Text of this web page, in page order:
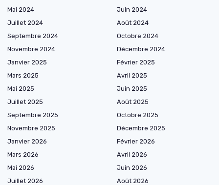
Mai 2024
Juin 2024
Juillet 2024
Août 2024
Septembre 2024
Octobre 2024
Novembre 2024
Décembre 2024
Janvier 2025
Février 2025
Mars 2025
Avril 2025
Mai 2025
Juin 2025
Juillet 2025
Août 2025
Septembre 2025
Octobre 2025
Novembre 2025
Décembre 2025
Janvier 2026
Février 2026
Mars 2026
Avril 2026
Mai 2026
Juin 2026
Juillet 2026
Août 2026